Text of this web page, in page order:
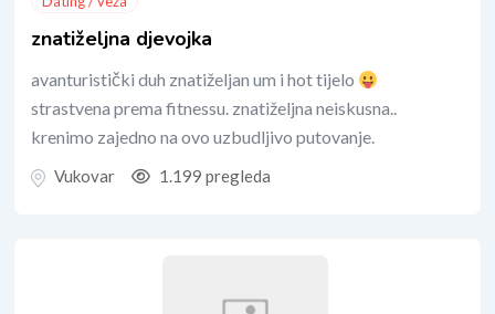
znatiželjna djevojka
avanturistički duh znatiželjan um i hot tijelo
strastvena prema fitnessu. znatiželjna neiskusna..
krenimo zajedno na ovo uzbudljivo putovanje.
Vukovar 1.199 pregleda